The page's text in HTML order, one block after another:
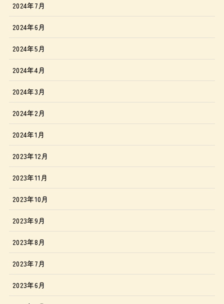
2024年7月
2024年6月
2024年5月
2024年4月
2024年3月
2024年2月
2024年1月
2023年12月
2023年11月
2023年10月
2023年9月
2023年8月
2023年7月
2023年6月